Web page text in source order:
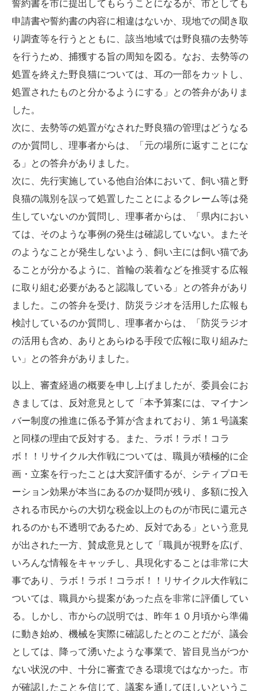
誓約書を市に提出してもらうことになるが、市としても
申請書や誓約書の内容に相違はないか、現地での聞き取
り調査等を行うとともに、該当地域では野良猫の去勢等
を行うため、捕獲する旨の周知を図る。なお、去勢等の
処置を終えた野良猫については、耳の一部をカットし、
処置されたものと分かるようにする」との答弁がありま
した。
次に、去勢等の処置がなされた野良猫の管理はどうなる
のか質問し、理事者からは、「元の場所に返すことにな
る」との答弁がありました。
次に、先行実施している他自治体において、飼い猫と野
良猫の識別を誤って処置したことによるクレーム等は発
生していないのか質問し、理事者からは、「県内におい
ては、そのような事例の発生は確認していない。またそ
のようなことが発生しないよう、飼い主には飼い猫であ
ることが分かるように、首輪の装着などを推奨する広報
に取り組む必要があると認識している」との答弁があり
ました。この答弁を受け、防災ラジオを活用した広報も
検討しているのか質問し、理事者からは、「防災ラジオ
の活用も含め、ありとあらゆる手段で広報に取り組みた
い」との答弁がありました。
以上、審査経過の概要を申し上げましたが、委員会にお
きましては、反対意見として「本予算案には、マイナン
バー制度の推進に係る予算が含まれており、第１号議案
と同様の理由で反対する。また、ラボ！ラボ！コラ
ボ！！リサイクル大作戦については、職員が積極的に企
画・立案を行ったことは大変評価するが、シティプロモ
ーション効果が本当にあるのか疑問が残り、多額に投入
される市民からの大切な税金以上のものが市民に還元さ
れるのかも不透明であるため、反対である」という意見
が出された一方、賛成意見として「職員が視野を広げ、
いろんな情報をキャッチし、具現化することは非常に大
事であり、ラボ！ラボ！コラボ！！リサイクル大作戦に
ついては、職員から提案があった点を非常に評価してい
る。しかし、市からの説明では、昨年１０月頃から準備
に動き始め、機械を実際に確認したとのことだが、議会
としては、降って湧いたような事業で、皆目見当がつか
ない状況の中、十分に審査できる環境ではなかった。市
が確認したことを信じて、議案を通してほしいというこ